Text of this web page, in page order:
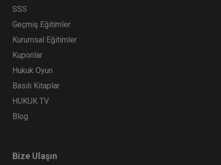
SSS
Geçmiş Eğitimler
Kurumsal Eğitimler
Kuponlar
Hukuk Oyun
Basılı Kitaplar
HUKUK TV
Blog
Bize Ulaşın